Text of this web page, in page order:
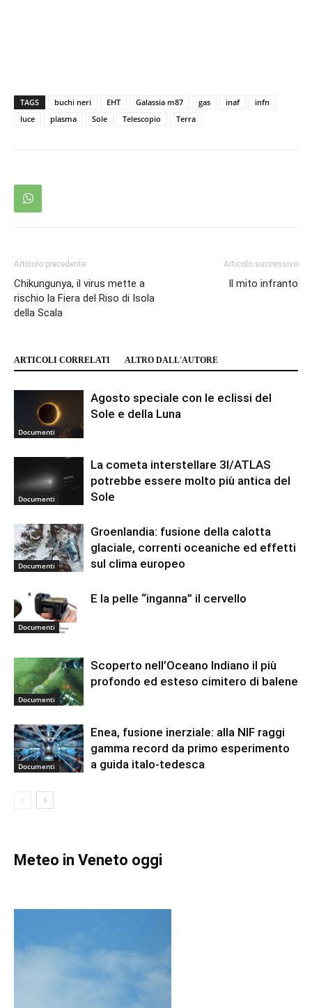
TAGS buchi neri EHT Galassia m87 gas inaf
infn
luce
plasma Sole Telescopio Terra
Articolo precedente
Chikungunya, il virus mette a
rischio la Fiera del Riso di Isola
della Scala
Articolo successivo
Il mito infranto
ARTICOLI CORRELATI ALTRO DALL'AUTORE
Documenti
Agosto speciale con le eclissi del
Sole e della Luna
Documenti
La cometa interstellare 3I/ATLAS
potrebbe essere molto più antica del
Sole
Documenti
Groenlandia: fusione della calotta
glaciale, correnti oceaniche ed effetti
sul clima europeo
Documenti
E la pelle “inganna” il cervello
Documenti
Scoperto nell’Oceano Indiano il più
profondo ed esteso cimitero di balene
Documenti
Enea, fusione inerziale: alla NIF raggi
gamma record da primo esperimento
a guida italo-tedesca
Meteo in Veneto oggi